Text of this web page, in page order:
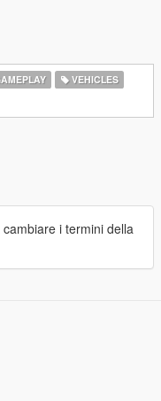
VEHICLES
i termini della